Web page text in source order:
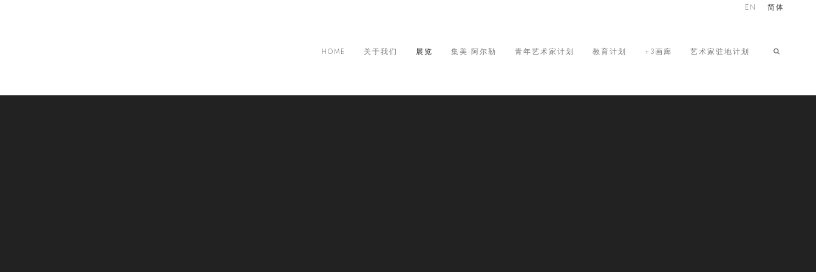
HOME 关于我们 展览 集美·阿尔勒 青年艺术家计划 教育计划 +3画廊 艺术家驻地计划
EN 简体